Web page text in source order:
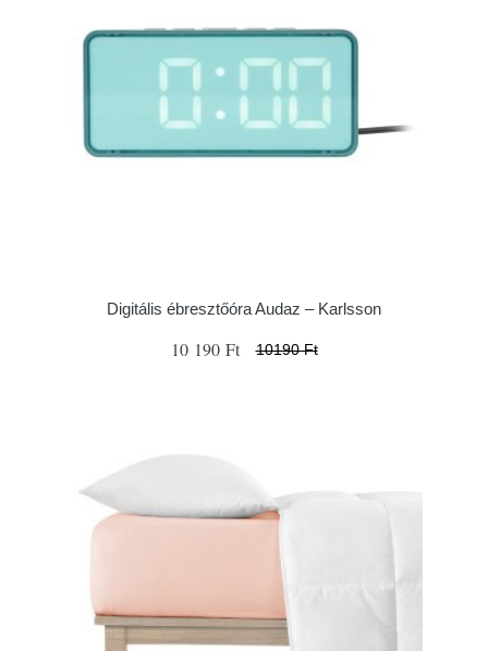
Digitális ébresztőóra Audaz – Karlsson
10 190 Ft 10190 Ft